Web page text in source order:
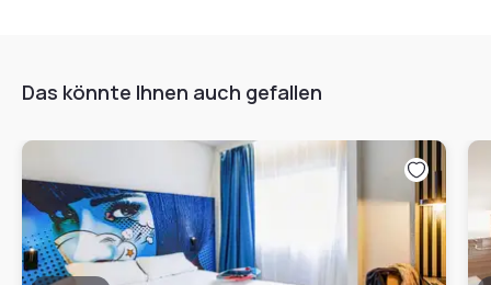
Das könnte Ihnen auch gefallen